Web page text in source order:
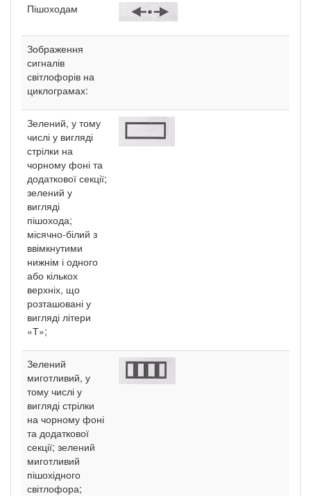
Пішоходам
Зображення
сигналів
світлофорів на
циклограмах:
Зелений, у тому
числі у вигляді
стрілки на
чорному фоні та
додаткової секції;
зелений у
вигляді
пішохода;
місячно-білий з
ввімкнутими
нижнім і одного
або кількох
верхніх, що
розташовані у
вигляді літери
«Т»;
Зелений
миготливий, у
тому числі у
вигляді стрілки
на чорному фоні
та додаткової
секції; зелений
миготливий
пішохідного
світлофора;